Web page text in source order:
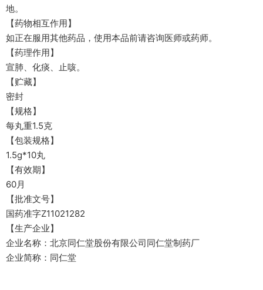
地。
【药物相互作用】
如正在服用其他药品，使用本品前请咨询医师或药师。
【药理作用】
宣肺、化痰、止咳。
【贮藏】
密封
【规格】
每丸重1.5克
【包装规格】
1.5g*10丸
【有效期】
60月
【批准文号】
国药准字Z11021282
【生产企业】
企业名称：北京同仁堂股份有限公司同仁堂制药厂
企业简称：同仁堂